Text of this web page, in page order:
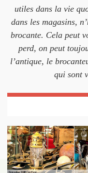
utiles dans la vie
dans les magasins,
brocante. Cela peut
perd, on peut
l’antique, le
qui sont